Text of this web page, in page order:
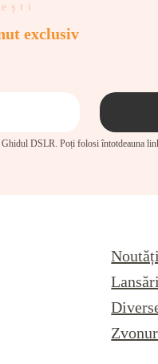
exclusiv
DSLR. Poți folosi întotdeauna
Noutăți
Lansări